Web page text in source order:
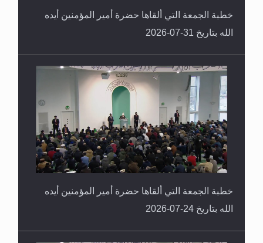
خطبة الجمعة التي ألقاها حضرة أمير المؤمنين أيده
الله بتاريخ 31-07-2026
خطبة الجمعة التي ألقاها حضرة أمير المؤمنين أيده
الله بتاريخ 24-07-2026